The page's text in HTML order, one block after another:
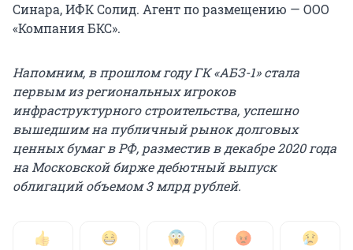
Синара, ИФК Солид. Агент по размещению — ООО
«Компания БКС».
Напомним, в прошлом году ГК «АБЗ-1» стала
первым из региональных игроков
инфраструктурного строительства, успешно
вышедшим на публичный рынок долговых
ценных бумаг в РФ, разместив в декабре 2020 года
на Московской бирже дебютный выпуск
облигаций объемом 3 млрд рублей.